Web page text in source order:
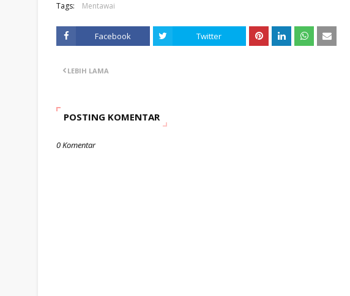
Tags: Mentawai
Facebook Twitter
LEBIH LAMA
POSTING KOMENTAR
0 Komentar